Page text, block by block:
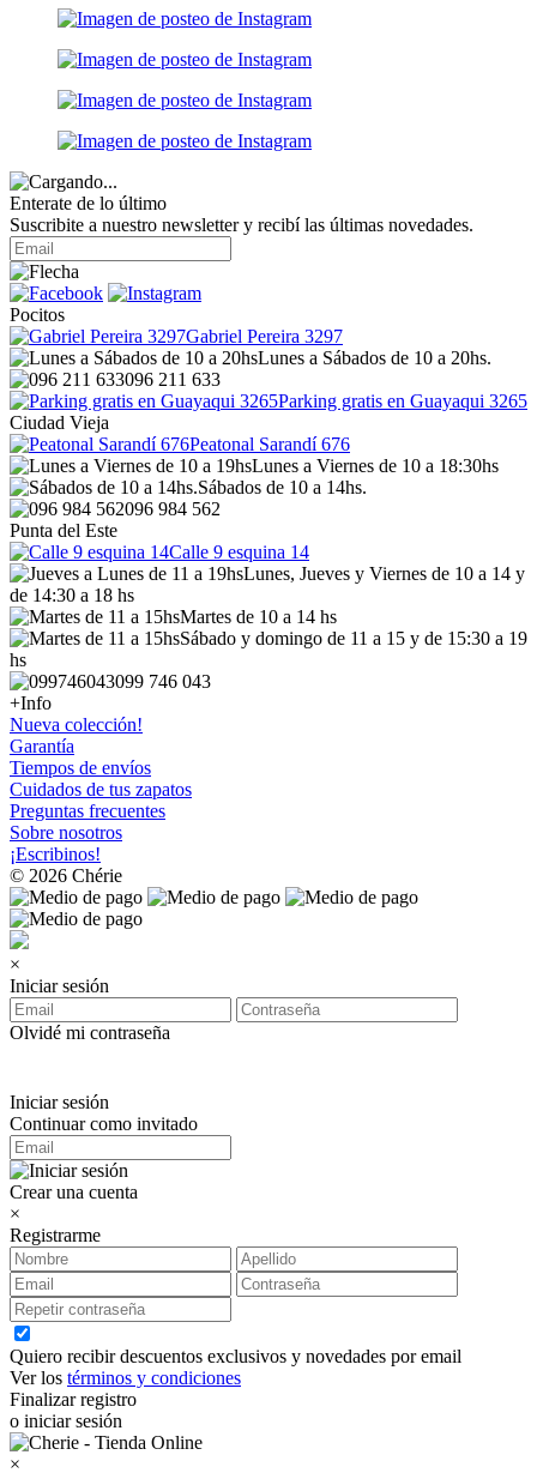
Enterate de lo último
Suscribite a nuestro newsletter y recibí las últimas novedades.
Pocitos
Gabriel Pereira 3297
Lunes a Sábados de 10 a 20hs.
096 211 633
Parking gratis en Guayaqui 3265
Ciudad Vieja
Peatonal Sarandí 676
Lunes a Viernes de 10 a 18:30hs
Sábados de 10 a 14hs.
096 984 562
Punta del Este
Calle 9 esquina 14
Lunes, Jueves y Viernes de 10 a 14 y
de 14:30 a 18 hs
Martes de 10 a 14 hs
Sábado y domingo de 11 a 15 y de 15:30 a 19
hs
099 746 043
+Info
Nueva colección!
Garantía
Tiempos de envíos
Cuidados de tus zapatos
Preguntas frecuentes
Sobre nosotros
¡Escribinos!
© 2026 Chérie
×
Iniciar sesión
Olvidé mi contraseña
Iniciar sesión
Continuar como invitado
Crear una cuenta
×
Registrarme
Quiero recibir descuentos exclusivos y novedades por email
Ver los términos y condiciones
Finalizar registro
o iniciar sesión
×